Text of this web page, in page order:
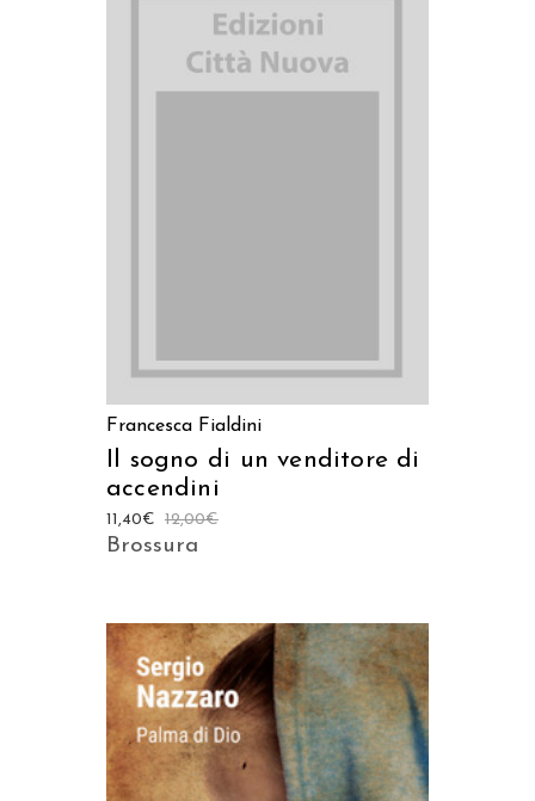
Francesca Fialdini
Il sogno di un venditore di
accendini
12,00€
11,40€
Brossura